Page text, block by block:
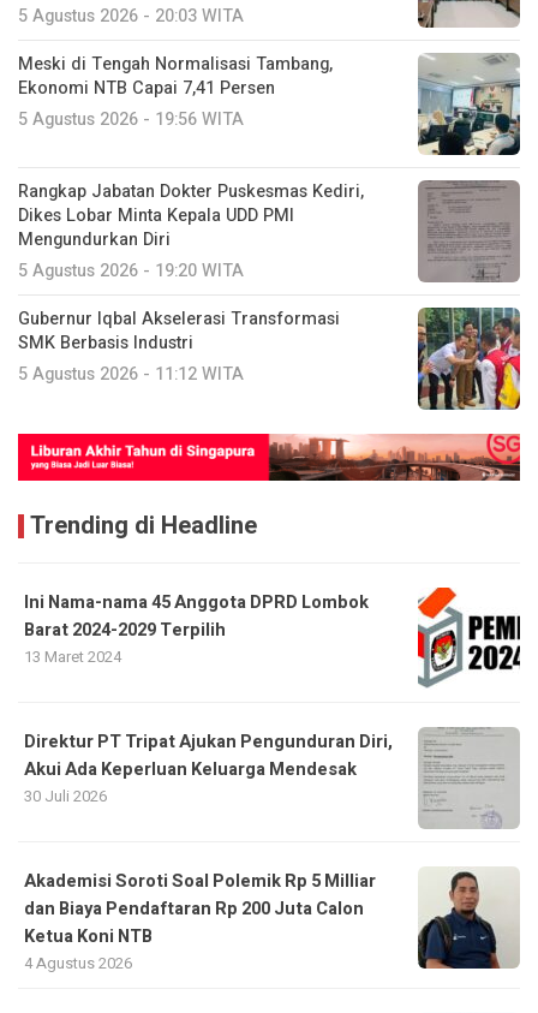
5 Agustus 2026 - 20:03 WITA
Meski di Tengah Normalisasi Tambang,
Ekonomi NTB Capai 7,41 Persen
5 Agustus 2026 - 19:56 WITA
Rangkap Jabatan Dokter Puskesmas Kediri,
Dikes Lobar Minta Kepala UDD PMI
Mengundurkan Diri
5 Agustus 2026 - 19:20 WITA
Gubernur Iqbal Akselerasi Transformasi
SMK Berbasis Industri
5 Agustus 2026 - 11:12 WITA
Trending di Headline
Ini Nama-nama 45 Anggota DPRD Lombok
Barat 2024-2029 Terpilih
13 Maret 2024
Direktur PT Tripat Ajukan Pengunduran Diri,
Akui Ada Keperluan Keluarga Mendesak
30 Juli 2026
Akademisi Soroti Soal Polemik Rp 5 Milliar
dan Biaya Pendaftaran Rp 200 Juta Calon
Ketua Koni NTB
4 Agustus 2026